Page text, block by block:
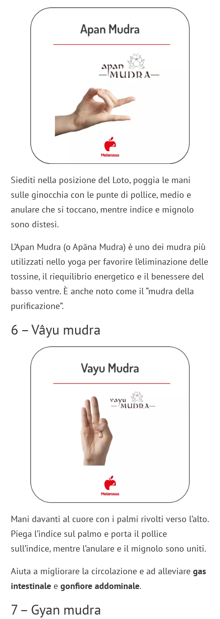
Siediti nella posizione del Loto, poggia le mani
sulle ginocchia con le punte di pollice, medio e
anulare che si toccano, mentre indice e mignolo
sono distesi.
L’Apan Mudra (o Apāna Mudra) è uno dei mudra più
utilizzati nello yoga per favorire l’eliminazione delle
tossine, il riequilibrio energetico e il benessere del
basso ventre. È anche noto come il “mudra della
purificazione”.
6 – Vâyu mudra
Mani davanti al cuore con i palmi rivolti verso l’alto.
Piega l’indice sul palmo e porta il pollice
sull’indice, mentre l’anulare e il mignolo sono uniti.
Aiuta a migliorare la circolazione e ad alleviaregas
intestinale egonfiore addominale.
7 – Gyan mudra